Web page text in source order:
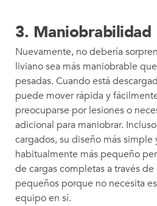
3. Maniobrabilidad
Nuevamente, no debería
liviano sea más maniobrable
pesadas. Cuando está
puede mover rápida y
preocuparse por lesiones o
adicional para maniobrar.
cargados, su diseño más simple
habitualmente más pequeño
de cargas completas a través de
pequeños porque no necesita
equipo en sí.